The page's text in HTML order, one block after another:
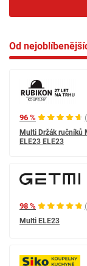
Od
96 %
Multi Držák ručníků
ELE23 ELE23
98 %
Multi ELE23